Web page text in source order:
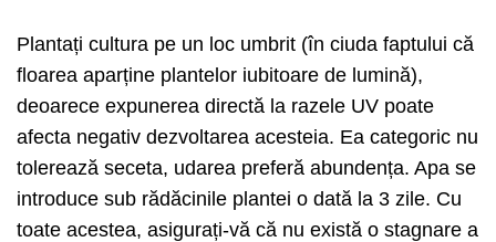
Plantați cultura pe un loc umbrit (în ciuda faptului că
floarea aparține plantelor iubitoare de lumină),
deoarece expunerea directă la razele UV poate
afecta negativ dezvoltarea acesteia. Ea categoric nu
tolerează seceta, udarea preferă abundența. Apa se
introduce sub rădăcinile plantei o dată la 3 zile. Cu
toate acestea, asigurați-vă că nu există o stagnare a